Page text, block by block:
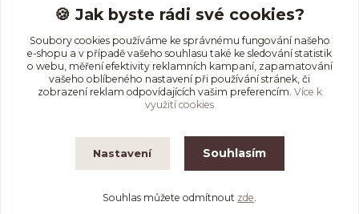
+420 731 681 038
(Po-Ne, 9-18 hod.)
info@infinitypierce.cz
Vytvořeno na
Eshop-rychle.cz
🍪 Jak byste rádi své cookies?
Soubory cookies používáme ke správnému fungování našeho
e-shopu a v případě vašeho souhlasu také ke sledování statistik
o webu, měření efektivity reklamních kampaní, zapamatování
vašeho oblíbeného nastavení při používání stránek, či
zobrazení reklam odpovídajících vašim preferencím. Více k
využití cookies
Nastavení Souhlasím
Souhlas můžete odmítnout zde